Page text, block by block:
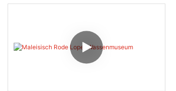
ontwerp tot op maat gemaakte wassenbeelden voor het gehele